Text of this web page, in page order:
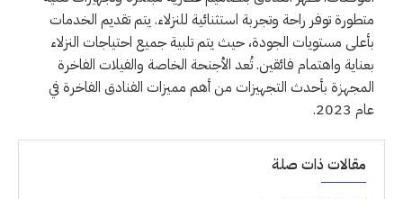
متطورة توفر راحة وتجربة استثنائية للنزلاء. يتم تقديم الخدمات
بأعلى مستويات الجودة، حيث يتم تلبية جميع احتياجات النزلاء
بعناية واهتمام فائقين. تُعد الأجنحة الخاصة والفيلات الفاخرة
المجهزة بأحدث التجهيزات من أهم مميزات الفنادق الفاخرة في
عام 2023.
مقالات ذات صلة